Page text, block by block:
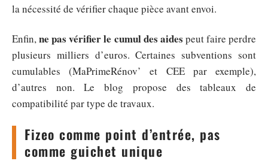
la nécessité de vérifier chaque pièce avant envoi.
Enfin,ne pas vérifier le cumul des aides peut faire perdre
plusieurs milliers d’euros. Certaines subventions sont
cumulables (MaPrimeRénov’ et CEE par exemple),
d’autres non. Le blog propose des tableaux de
compatibilité par type de travaux.
Fizeo comme point d’entrée, pas
comme guichet unique